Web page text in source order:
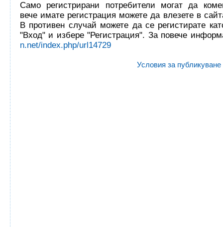
Само регистрирани потребители могат да
вече имате регистрация можете да влезете в
В противен случай можете да се регистирате
"Вход" и избере "Регистрация". За повече
n.net/index.php/url14729
Условия за